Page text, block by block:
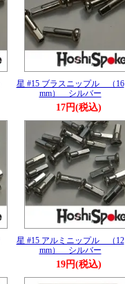
星 #15 ブラスニップル （16
mm） シルバー
17円(税込)
星 #15 アルミニップル （12
mm） シルバー
19円(税込)